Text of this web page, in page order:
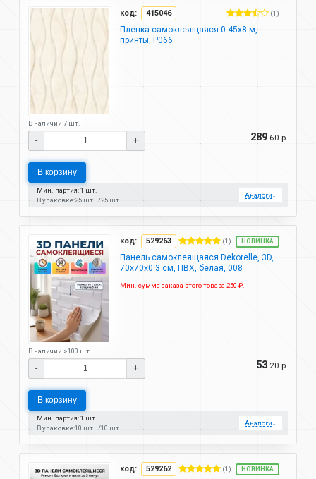
код: 415046 (1)
Пленка самоклеящаяся 0.45х8 м,
принты, P066
В наличии 7 шт.
- + 289.60 р.
В корзину
Мин. партия: 1 шт.
В упаковке:25 шт. 25 шт.
Аналоги↓
код: 529263 (1) НОВИНКА
Панель самоклеящаяся Dekorelle, 3D,
70х70х0.3 см, ПВХ, белая, 008
Мин. сумма заказа этого товара 250 ₽.
В наличии >100 шт.
- + 53.20 р.
В корзину
Мин. партия: 1 шт.
В упаковке:10 шт. 10 шт.
Аналоги↓
код: 529262 (1) НОВИНКА